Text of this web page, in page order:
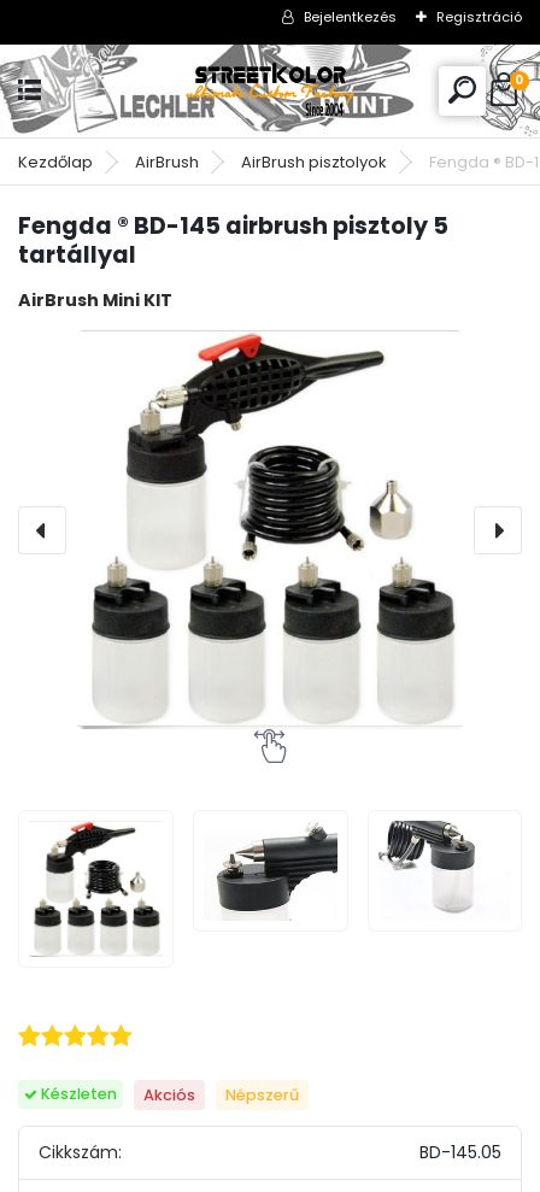
Bejelentkezés Regisztráció
0
Kezdőlap AirBrush AirBrush pisztolyok Fengda ®
Fengda ® BD-145 airbrush pisztoly 5
tartállyal
AirBrush Mini KIT
Készleten Akciós Népszerű
Cikkszám: BD-145.05